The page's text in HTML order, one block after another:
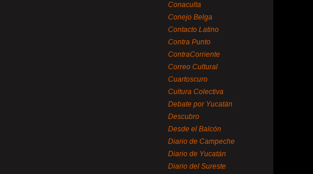
Conaculta
Conejo Belga
Contacto Latino
Contra Punto
ContraCorriente
Correo Cultural
Cuartoscuro
Cultura Colectiva
Debate por Yucatán
Descubro
Desde el Balcón
Diario de Campeche
Diario de Yucatán
Diario del Sureste